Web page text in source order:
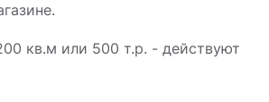
кв.м или 500 т.р. - действуют